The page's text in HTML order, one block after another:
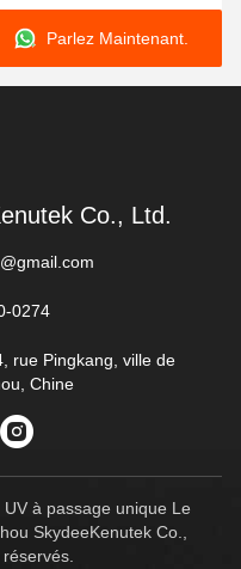
Parlez Maintenant.
Co., Ltd.
0274
rue Pingkang, ville de
Chine
à passage unique Le
SkydeeKenutek Co.,